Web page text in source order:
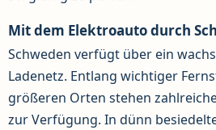
Mit dem Elektroauto durch
Schweden verfügt über ein
Ladenetz. Entlang wichtiger
größeren Orten stehen
zur Verfügung. In dünn